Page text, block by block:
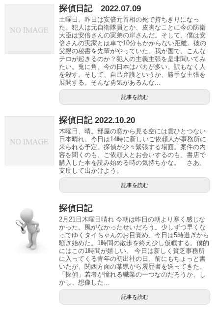
探偵日記 2022.07.09
土曜日。昨日は安倍元首相の死で持ちきりになっ
た。犯人は元自衛隊員とか、皮肉なことに今の防衛
大臣は安倍さんの実弟の岸さんだ。そして、僕は安
倍さんの実家とは車で10分もかからない距離。彼の
父親の秘書を先輩がやっていた。我が国で、こんな
テロが起きるのか？犯人の主義主張を是非聞いてみ
たい。兎に角、今の日本はバカが多い。訳もなく人
を殺す。そして、自己弁護というか、勝手な主張を
展開する。そんな勇気があるんな...
記事を読む
探偵日記 2022.10.20
木曜日、晴。部屋の窓から見る空には雲ひとつない
日本晴れ。今日は14時に新しいご依頼人が事務所に
来られる予定。探偵が少々緊張する場面。案件の内
容を聞くのも、ご依頼人とお会いするのも、書店で
購入した本を読み始める時の気持ちかな。 さあ、
支度して出かけよう。
記事を読む
探偵日記
2月21日木曜日晴れ 今朝は昨日の朝より寒く感じな
かった。風がなかったせいだろう。少しずつ早くな
ってゆくタイちゃんのお目覚め、今日は5時過ぎから
騒ぎ始めた。1時間の散歩を終え少し仮眠する。僕的
にはこの1時間が嬉しい。 今日は新しく貧乏事務所
に入ってくる青年の初出社の日、前にもちょっと書
いたが、関西方面の某県から履歴書を送ってきた。
「探偵」若者が憧れる職業の一つなのだろうか、し
かし、想像した...
記事を読む